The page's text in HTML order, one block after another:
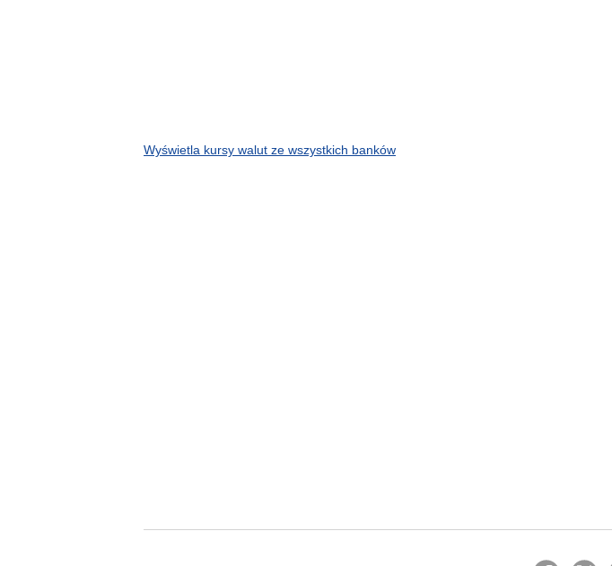
Wyświetla kursy walut ze wszystkich banków